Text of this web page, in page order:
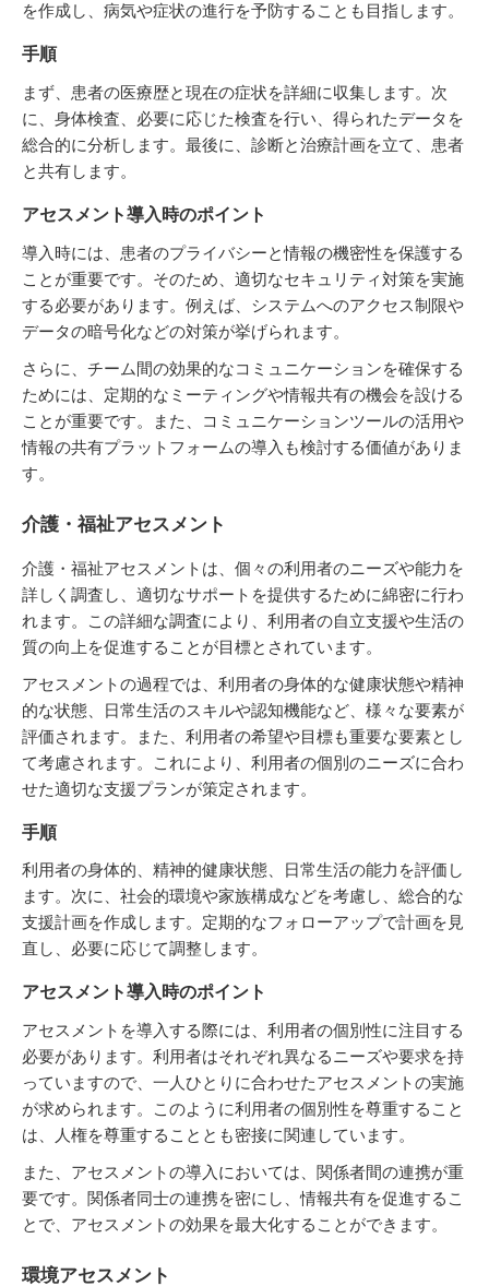
を作成し、病気や症状の進行を予防することも目指します。
手順
まず、患者の医療歴と現在の症状を詳細に収集します。次
に、身体検査、必要に応じた検査を行い、得られたデータを
総合的に分析します。最後に、診断と治療計画を立て、患者
と共有します。
アセスメント導入時のポイント
導入時には、患者のプライバシーと情報の機密性を保護する
ことが重要です。そのため、適切なセキュリティ対策を実施
する必要があります。例えば、システムへのアクセス制限や
データの暗号化などの対策が挙げられます。
さらに、チーム間の効果的なコミュニケーションを確保する
ためには、定期的なミーティングや情報共有の機会を設ける
ことが重要です。また、コミュニケーションツールの活用や
情報の共有プラットフォームの導入も検討する価値がありま
す。
介護・福祉アセスメント
介護・福祉アセスメントは、個々の利用者のニーズや能力を
詳しく調査し、適切なサポートを提供するために綿密に行わ
れます。この詳細な調査により、利用者の自立支援や生活の
質の向上を促進することが目標とされています。
アセスメントの過程では、利用者の身体的な健康状態や精神
的な状態、日常生活のスキルや認知機能など、様々な要素が
評価されます。また、利用者の希望や目標も重要な要素とし
て考慮されます。これにより、利用者の個別のニーズに合わ
せた適切な支援プランが策定されます。
手順
利用者の身体的、精神的健康状態、日常生活の能力を評価し
ます。次に、社会的環境や家族構成などを考慮し、総合的な
支援計画を作成します。定期的なフォローアップで計画を見
直し、必要に応じて調整します。
アセスメント導入時のポイント
アセスメントを導入する際には、利用者の個別性に注目する
必要があります。利用者はそれぞれ異なるニーズや要求を持
っていますので、一人ひとりに合わせたアセスメントの実施
が求められます。このように利用者の個別性を尊重すること
は、人権を尊重することとも密接に関連しています。
また、アセスメントの導入においては、関係者間の連携が重
要です。関係者同士の連携を密にし、情報共有を促進するこ
とで、アセスメントの効果を最大化することができます。
環境アセスメント